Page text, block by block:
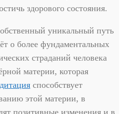
здорового состояния.
уникальный путь
о более фундаментальных
страданий человека
материи, которая
способствует
этой материи, в